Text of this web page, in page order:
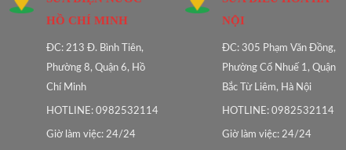
HỒ CHÍ MINH
ĐC: 213 Đ. Bình Tiên,
Phường 8, Quận 6, Hồ
Chí Minh
HOTLINE: 0982532114
Giờ làm việc: 24/24
NỘI
ĐC: 305 Phạm Văn Đồng,
Phường Cổ Nhuế 1, Quận
Bắc Từ Liêm, Hà Nội
HOTLINE: 0982532114
Giờ làm việc: 24/24